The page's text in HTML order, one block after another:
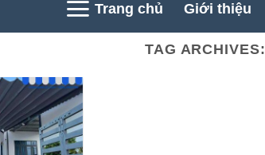
Trang chủ Giới thiệu
TAG ARCHIVES: